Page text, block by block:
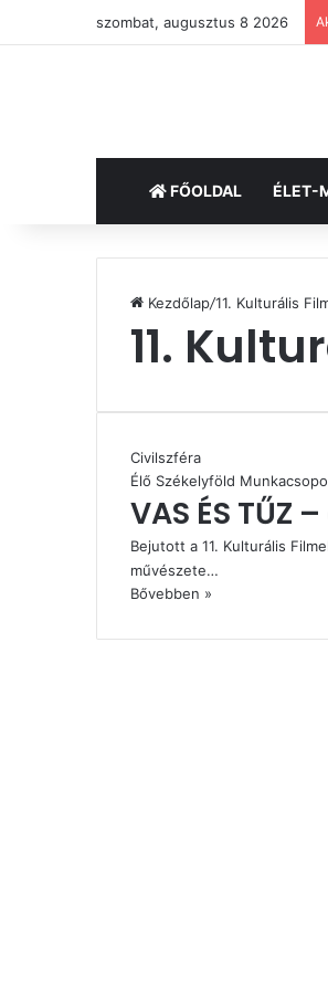
szombat, augusztus 8 2026
FŐOLDAL ÉLET-
Kezdőlap/11. Kulturális
11.
Civilszféra
Élő Székelyföld
VAS ÉS
Bejutott a 11. Kulturális
művészete…
Bővebben »